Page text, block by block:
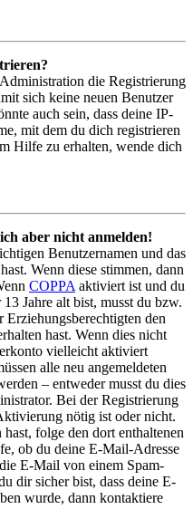
die Registrierung
sich keine neuen Benutzer
auch sein, dass deine IP-
mit dem du dich registrieren
Hilfe zu erhalten, wende dich
aber nicht anmelden!
Benutzernamen und das
Wenn diese stimmen, dann
COPPA aktiviert ist und du
Jahre alt bist, musst du bzw.
Erziehungsberechtigten den
hast. Wenn dies nicht
vielleicht aktiviert
alle neu angemeldeten
– entweder musst du dies
Bei der Registrierung
nötig ist oder nicht.
folge den dort enthaltenen
ob du deine E-Mail-Adresse
E-Mail von einem Spam-
dir sicher bist, dass deine E-
wurde, dann kontaktiere